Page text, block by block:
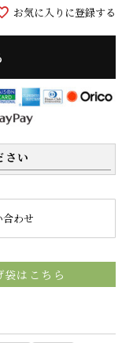
お気に入りに登録する
さい
わせ
袋はこちら